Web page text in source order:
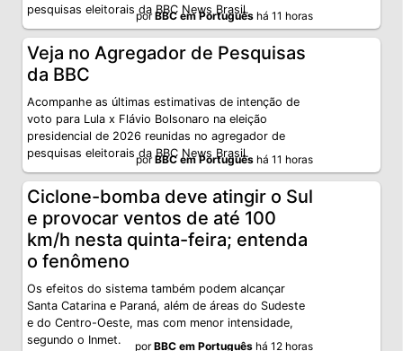
pesquisas eleitorais da BBC News Brasil.
porBBC em Português há 11 horas
Veja no Agregador de Pesquisas
da BBC
Acompanhe as últimas estimativas de intenção de
voto para Lula x Flávio Bolsonaro na eleição
presidencial de 2026 reunidas no agregador de
pesquisas eleitorais da BBC News Brasil.
porBBC em Português há 11 horas
Ciclone-bomba deve atingir o Sul
e provocar ventos de até 100
km/h nesta quinta-feira; entenda
o fenômeno
Os efeitos do sistema também podem alcançar
Santa Catarina e Paraná, além de áreas do Sudeste
e do Centro-Oeste, mas com menor intensidade,
segundo o Inmet.
porBBC em Português há 12 horas